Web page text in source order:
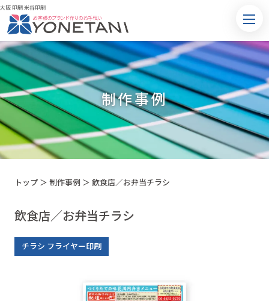
大阪 印刷 米谷印刷
制作事例
トップ ＞ 制作事例 ＞ 飲食店／お弁当チラシ
飲食店／お弁当チラシ
チラシ フライヤー印刷